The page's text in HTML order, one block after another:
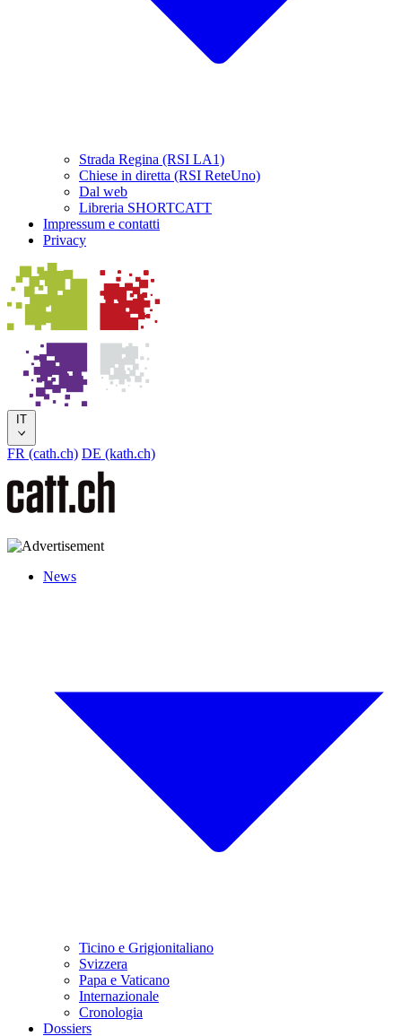
Strada Regina (RSI LA1)
Chiese in diretta (RSI ReteUno)
Dal web
Libreria SHORTCATT
Impressum e contatti
Privacy
IT
FR (cath.ch) DE (kath.ch)
News
Ticino e Grigionitaliano
Svizzera
Papa e Vaticano
Internazionale
Cronologia
Dossiers